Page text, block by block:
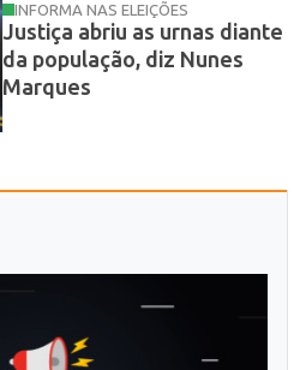
INFORMA NAS ELEIÇÕES
Justiça abriu as urnas diante
da população, diz Nunes
Marques